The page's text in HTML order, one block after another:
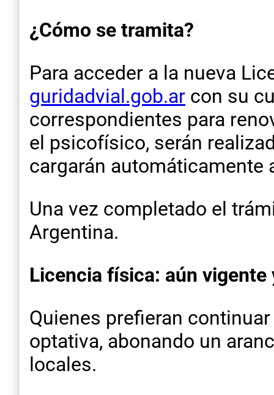
¿Cómo se tramita?
Para acceder a la nueva
guridadvial.gob.ar con su
correspondientes para
el psicofísico, serán
cargarán automáticamente
Una vez completado el
Argentina.
Licencia física: aún vigente
Quienes prefieran
optativa, abonando un
locales.